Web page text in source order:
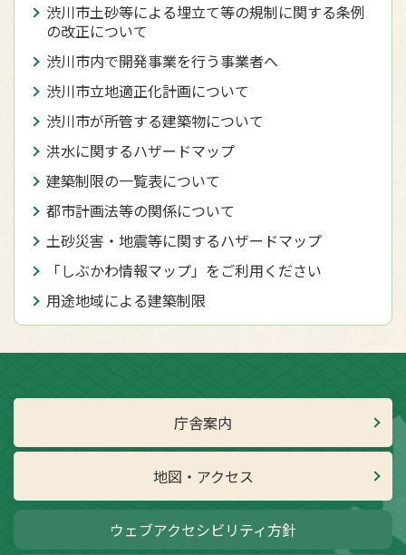
渋川市土砂等による埋立て等の規制に関する条例
の改正について
渋川市内で開発事業を行う事業者へ
渋川市立地適正化計画について
渋川市が所管する建築物について
洪水に関するハザードマップ
建築制限の一覧表について
都市計画法等の関係について
土砂災害・地震等に関するハザードマップ
「しぶかわ情報マップ」をご利用ください
用途地域による建築制限
庁舎案内
地図・アクセス
ウェブアクセシビリティ方針